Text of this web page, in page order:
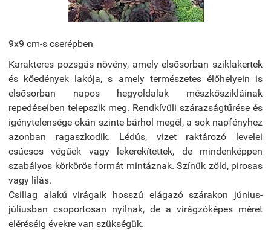
9x9 cm-s cserépben
Karakteres pozsgás növény, amely elsősorban sziklakertek
és kőedények lakója, s amely természetes élőhelyein is
elsősorban napos hegyoldalak mészkőszikláinak
repedéseiben telepszik meg. Rendkívüli szárazságtűrése és
igénytelensége okán szinte bárhol megél, a sok napfényhez
azonban ragaszkodik. Lédús, vizet raktározó levelei
csúcsos végűek vagy lekerekítettek, de mindenképpen
szabályos körkörös formát mintáznak. Színük zöld, pirosas
vagy lilás.
Csillag alakú virágaik hosszú elágazó szárakon június-
júliusban csoportosan nyílnak, de a virágzóképes méret
eléréséig évekre van szükségük.